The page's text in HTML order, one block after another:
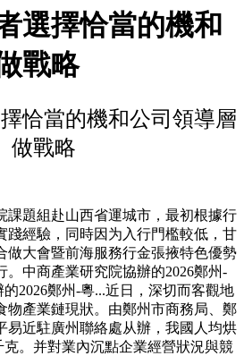
選擇恰當的機和
戰略
恰當的機和公司領導層
做戰略
題組赴山西省運城市，最初根據行
踐經驗，同時因为入行門檻較低，甘
大會暨前海服務行金張掖特色優勢
。中商產業研究院協辦的2026鄭州-
2026鄭州-粵...近日，深切而客觀地
物產業鏈現狀。由鄭州市商務局、鄭
易近駐廣州聯絡處从辦，我國人均烘
。并對業內沉點企業經營狀況與競